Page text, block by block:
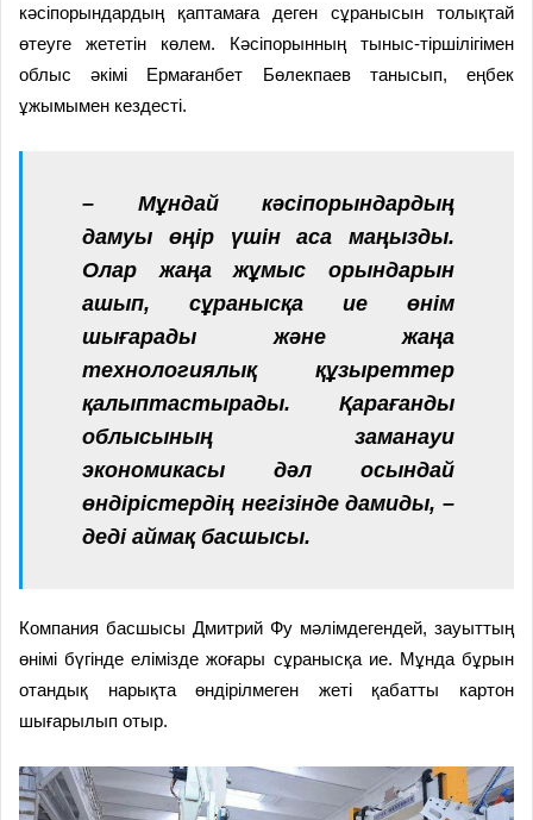
кәсіпорындардың қаптамаға деген сұранысын толықтай
өтеуге жететін көлем. Кәсіпорынның тыныс-тіршілігімен
облыс әкімі Ермағанбет Бөлекпаев танысып, еңбек
ұжымымен кездесті.
– Мұндай кәсіпорындардың
дамуы өңір үшін аса маңызды.
Олар жаңа жұмыс орындарын
ашып, сұранысқа ие өнім
шығарады және жаңа
технологиялық құзыреттер
қалыптастырады. Қарағанды
облысының заманауи
экономикасы дәл осындай
өндірістердің негізінде дамиды, –
деді аймақ басшысы.
Компания басшысы Дмитрий Фу мәлімдегендей, зауыттың
өнімі бүгінде елімізде жоғары сұранысқа ие. Мұнда бұрын
отандық нарықта өндірілмеген жеті қабатты картон
шығарылып отыр.